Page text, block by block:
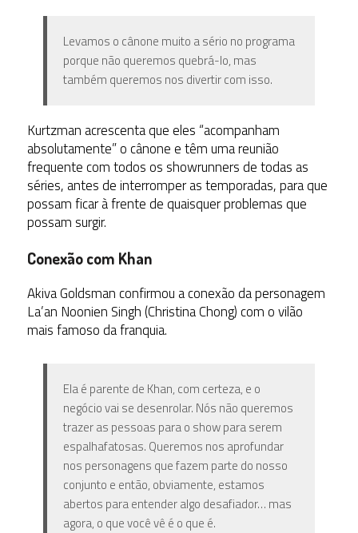
Levamos o cânone muito a sério no programa
porque não queremos quebrá-lo, mas
também queremos nos divertir com isso.
Kurtzman acrescenta que eles “acompanham
absolutamente” o cânone e têm uma reunião
frequente com todos os showrunners de todas as
séries, antes de interromper as temporadas, para que
possam ficar à frente de quaisquer problemas que
possam surgir.
Conexão com Khan
Akiva Goldsman confirmou a conexão da personagem
La’an Noonien Singh (Christina Chong) com o vilão
mais famoso da franquia.
Ela é parente de Khan, com certeza, e o
negócio vai se desenrolar. Nós não queremos
trazer as pessoas para o show para serem
espalhafatosas. Queremos nos aprofundar
nos personagens que fazem parte do nosso
conjunto e então, obviamente, estamos
abertos para entender algo desafiador… mas
agora, o que você vê é o que é.